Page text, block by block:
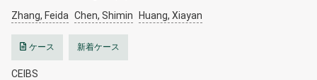
Zhang, Feida Chen, Shimin Huang, Xiayan
ケース 新着ケース
CEIBS